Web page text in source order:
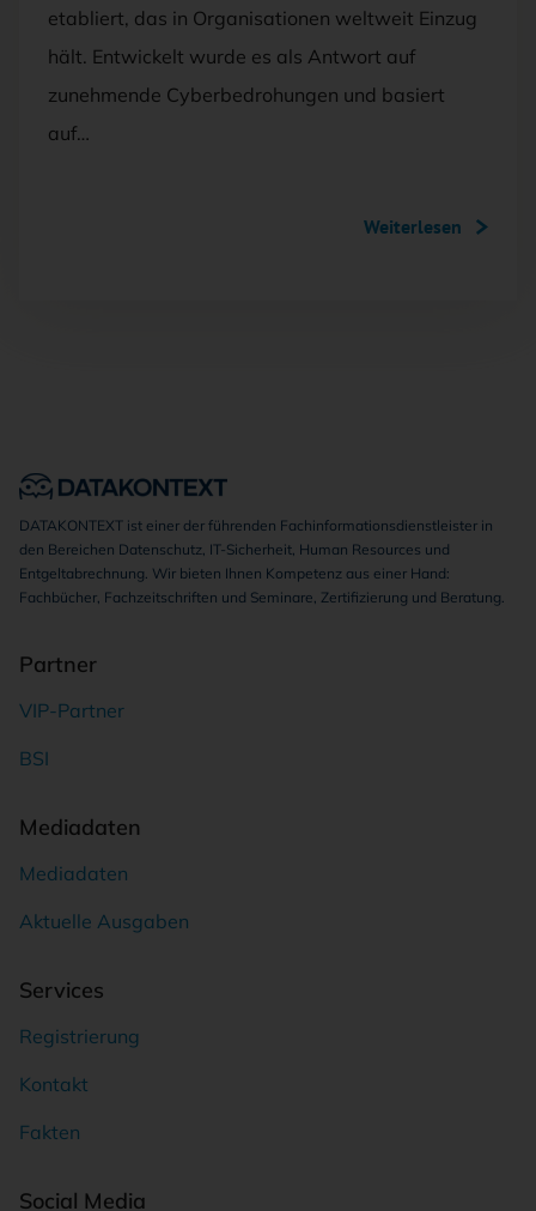
etabliert, das in Organisationen weltweit Einzug
hält. Entwickelt wurde es als Antwort auf
zunehmende Cyberbedrohungen und basiert
auf…
Weiterlesen
DATAKONTEXT ist einer der führenden Fachinformationsdienstleister in
den Bereichen Datenschutz, IT-Sicherheit, Human Resources und
Entgeltabrechnung. Wir bieten Ihnen Kompetenz aus einer Hand:
Fachbücher, Fachzeitschriften und Seminare, Zertifizierung und Beratung.
Partner
VIP-Partner
BSI
Mediadaten
Mediadaten
Aktuelle Ausgaben
Services
Registrierung
Kontakt
Fakten
Social Media